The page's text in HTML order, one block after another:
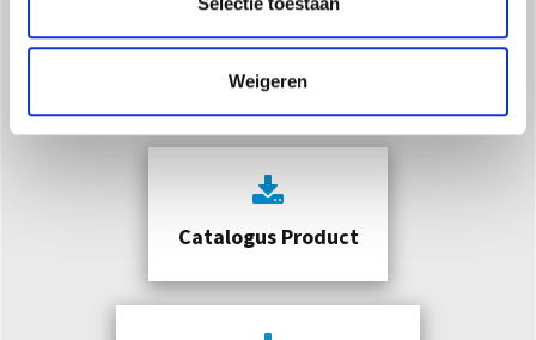
Weigeren
Downloaden
Catalogus Product